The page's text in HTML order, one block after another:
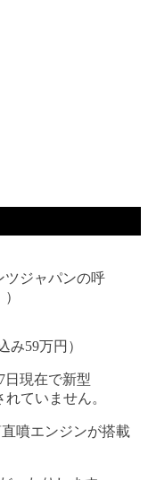
ツジャパンの呼
59万円）
日現在で新型
ていません。
噴エンジンが搭載